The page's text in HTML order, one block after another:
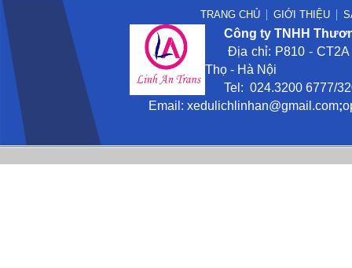
TRANG CHỦ GIỚI THIỆU
Công ty TNHH
Địa chỉ: P810 - CT2A
Thọ - Hà Nội
Tel: 024.3200 6777/
Email: xedulichlinhan@gmail .com;